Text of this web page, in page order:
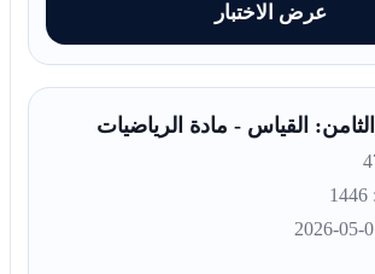
عرض الاختبار
القياس - مادة الرياضيات